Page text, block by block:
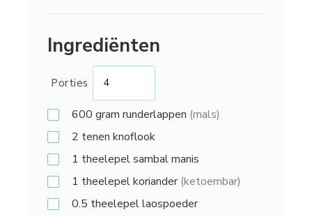
Ingrediënten
Porties
600 gram runderlappen (mals)
2 tenen knoflook
1 theelepelsambal manis
1 theelepelkoriander(ketoembar)
0.5 theelepellaospoeder